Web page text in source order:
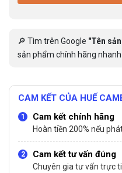
🔎 Tìm trên Google "Tên
sản phẩm chính hãng
CAM KẾT CỦA HUẾ
Cam kết chính hãng
Hoàn tiền 200% nếu
Cam kết tư vấn đúng
Chuyên gia tư vấn trực